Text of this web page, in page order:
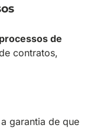
de
contratos,
garantia de que